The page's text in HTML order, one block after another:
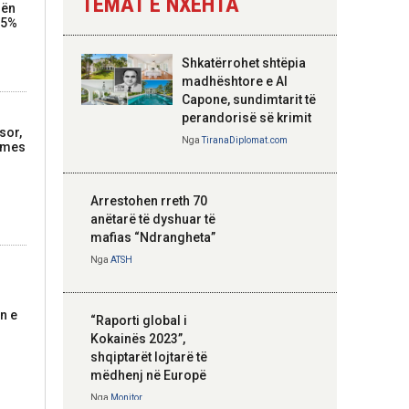
e
Hoxha takim me
zyrtarë të lartë të
DASH: Angazhim i
përbashkët për
strategjik
Shkatërrohet shtëpia
madhështore e Al
Capone, sundimtarit të
perandorisë së krimit
NgaTiranaDiplomat.com
Arrestohen rreth 70
anëtarë të dyshuar të
mafias “Ndrangheta”
Nga ATSH
“Raporti global i
Kokainës 2023”,
shqiptarët lojtarë të
mëdhenj në Europë
Nga Monitor